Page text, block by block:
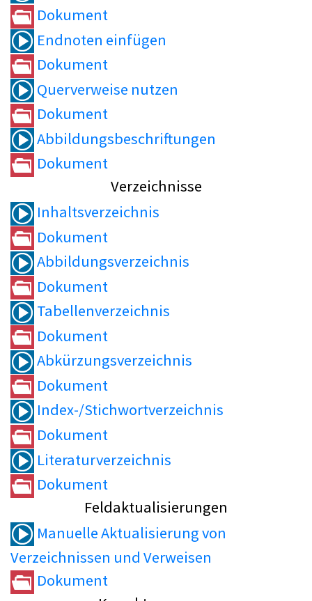
Dokument
Endnoten einfügen
Dokument
Querverweise nutzen
Dokument
Abbildungsbeschriftungen
Dokument
Verzeichnisse
Inhaltsverzeichnis
Dokument
Abbildungsverzeichnis
Dokument
Tabellenverzeichnis
Dokument
Abkürzungsverzeichnis
Dokument
Index-/Stichwortverzeichnis
Dokument
Literaturverzeichnis
Dokument
Feldaktualisierungen
Manuelle Aktualisierung von
Verzeichnissen und Verweisen
Dokument